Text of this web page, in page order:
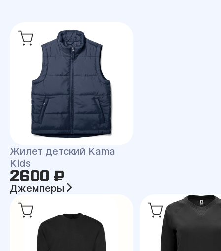
Жилет детский Kama
Kids
2600 ₽
Джемперы